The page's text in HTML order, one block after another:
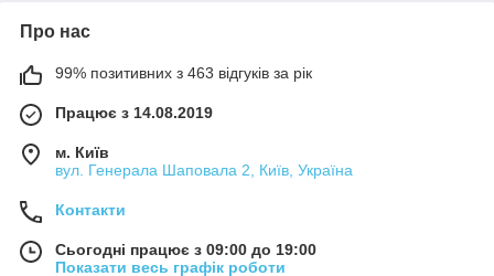
Про нас
99% позитивних з 463 відгуків за рік
Працює з 14.08.2019
м. Київ
вул. Генерала Шаповала 2, Київ, Україна
Контакти
Сьогодні працює з 09:00 до 19:00
Показати весь графік роботи